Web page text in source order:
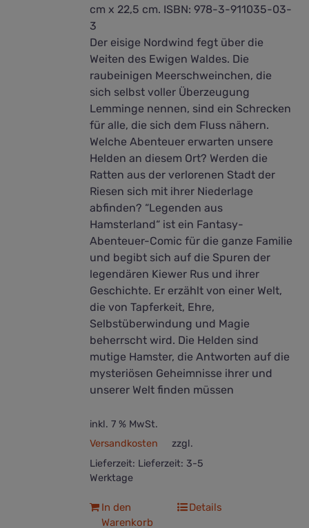
cm x 22,5 cm. ISBN: 978-3-911035-03-
3
Der eisige Nordwind fegt über die
Weiten des Ewigen Waldes. Die
raubeinigen Meerschweinchen, die
sich selbst voller Überzeugung
Lemminge nennen, sind ein Schrecken
für alle, die sich dem Fluss nähern.
Welche Abenteuer erwarten unsere
Helden an diesem Ort? Werden die
Ratten aus der verlorenen Stadt der
Riesen sich mit ihrer Niederlage
abfinden? “Legenden aus
Hamsterland“ ist ein Fantasy-
Abenteuer-Comic für die ganze Familie
und begibt sich auf die Spuren der
legendären Kiewer Rus und ihrer
Geschichte. Er erzählt von einer Welt,
die von Tapferkeit, Ehre,
Selbstüberwindung und Magie
beherrscht wird. Die Helden sind
mutige Hamster, die Antworten auf die
mysteriösen Geheimnisse ihrer und
unserer Welt finden müssen
inkl. 7 % MwSt.
zzgl.
Versandkosten
Lieferzeit: Lieferzeit: 3-5
Werktage
In den
Warenkorb
Details